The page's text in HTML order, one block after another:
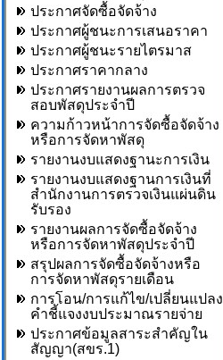
ประกาศจัดซื้อจัดจ้าง
ประกาศผู้ชนะการเสนอราคา
ประกาศผู้ชนะรายไตรมาส
ประกาศราคากลาง
ประกาศรายงานผลการตรวจ
สอบพัสดุประจำปี
ความก้าวหน้าการจัดซื้อจัดจ้าง
หรือการจัดหาพัสดุ
รายงานงบแสดงฐานะการเงิน
รายงานงบแสดงฐานการเงินที่
สำนักงานการตรวจเงินแผ่นดิน
รับรอง
รายงานผลการจัดซื้อจัดจ้าง
หรือการจัดหาพัสดุประจำปี
สรุปผลการจัดซื้อจัดจ้างหรือ
การจัดหาพัสดุรายเดือน
การโอน/การแก้ไข/เปลี่ยนแปลง
คำชี้แจงงบประมาณรายจ่าย
ประกาศข้อมูลสาระสำคัญใน
สัญญา(สขร.1)